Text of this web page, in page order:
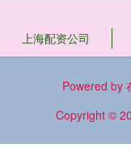
上海配资公司
Powered by
Copyright ©